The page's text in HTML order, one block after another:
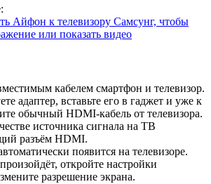
Айфон к телевизору Самсунг, чтобы
или показать видео
кабелем смартфон и телевизор.
адаптер, вставьте его в гаджет и уже к
обычный HDMI-кабель от телевизора.
источника сигнала на ТВ
разъём HDMI.
появится на телевизоре.
откройте настройки
разрешение экрана.